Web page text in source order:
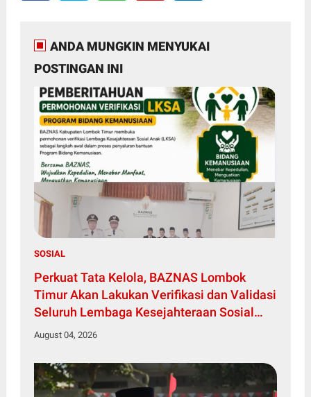
ANDA MUNGKIN MENYUKAI
POSTINGAN INI
SOSIAL
Perkuat Tata Kelola, BAZNAS Lombok
Timur Akan Lakukan Verifikasi dan Validasi
Seluruh Lembaga Kesejahteraan Sosial
Anak
August 04, 2026